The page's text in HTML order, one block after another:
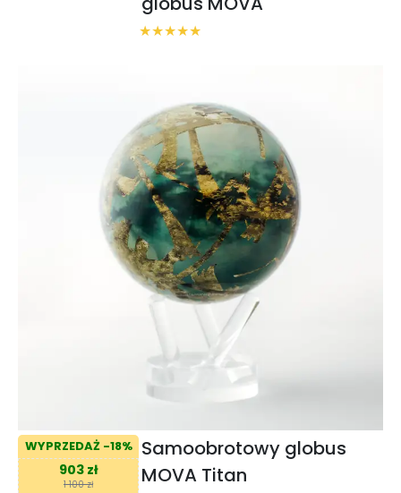
WYPRZEDAŻ -18%
903 zł
1 100 zł
Samoobrotowy globus
MOVA Titan